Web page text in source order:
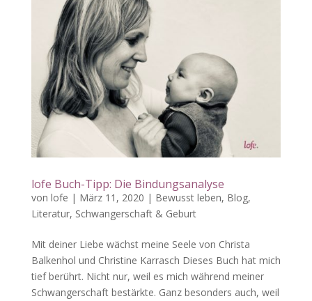
lofe Buch-Tipp: Die Bindungsanalyse
von lofe | März 11, 2020 | Bewusst leben, Blog,
Literatur, Schwangerschaft & Geburt
Mit deiner Liebe wächst meine Seele von Christa
Balkenhol und Christine Karrasch Dieses Buch hat mich
tief berührt. Nicht nur, weil es mich während meiner
Schwangerschaft bestärkte. Ganz besonders auch, weil